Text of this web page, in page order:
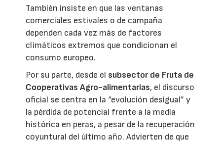
También insiste en que las ventanas
comerciales estivales o de campaña
dependen cada vez más de factores
climáticos extremos que condicionan el
consumo europeo.
Por su parte, desde el subsector de Fruta de
Cooperativas Agro-alimentarias, el discurso
oficial se centra en la “evolución desigual” y
la pérdida de potencial frente a la media
histórica en peras, a pesar de la recuperación
coyuntural del último año. Advierten de que